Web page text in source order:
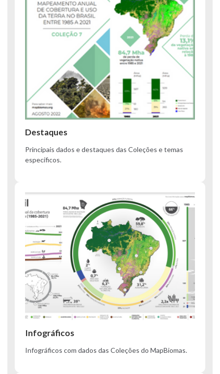
Destaques
Principais dados e destaques das Coleções e temas
específicos.
Infográficos
Infográficos com dados das Coleções do MapBiomas.